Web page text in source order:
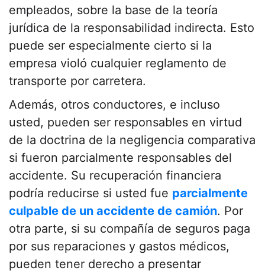
empleados, sobre la base de la teoría
jurídica de la responsabilidad indirecta. Esto
puede ser especialmente cierto si la
empresa violó cualquier reglamento de
transporte por carretera.
Además, otros conductores, e incluso
usted, pueden ser responsables en virtud
de la doctrina de la negligencia comparativa
si fueron parcialmente responsables del
accidente. Su recuperación financiera
podría reducirse si usted fue parcialmente
culpable de un accidente de camión. Por
otra parte, si su compañía de seguros paga
por sus reparaciones y gastos médicos,
pueden tener derecho a presentar